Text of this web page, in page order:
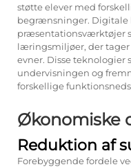
støtte elever med
begrænsninger.
præsentationsværktøjer
læringsmiljøer, der
evner. Disse
undervisningen og
forskellige
Økonomiske
Reduktion af
Forebyggende fordele